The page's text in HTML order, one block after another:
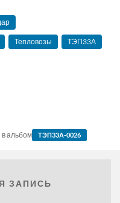
Тепловозы ТЭП33А
в альбом ТЭП33А-0026
ЗАПИСЬ